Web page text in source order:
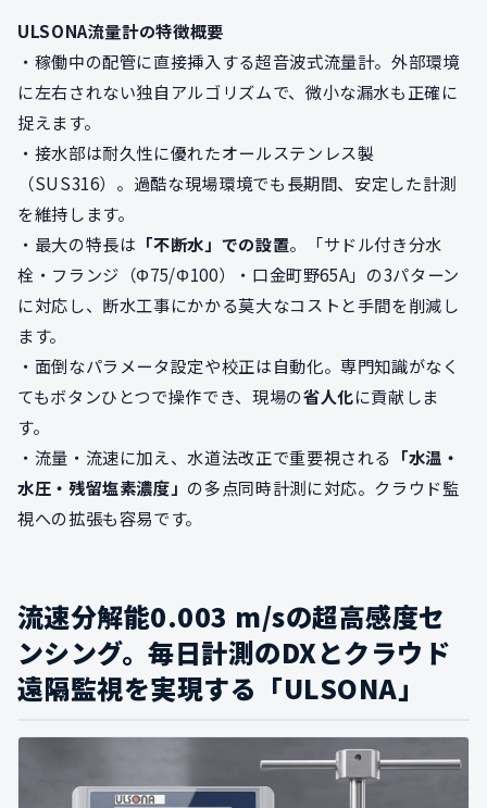
ULSONA流量計の特徴概要
・稼働中の配管に直接挿入する超音波式流量計。外部環境
に左右されない独自アルゴリズムで、微小な漏水も正確に
捉えます。
・接水部は耐久性に優れたオールステンレス製
（SUS316）。過酷な現場環境でも長期間、安定した計測
を維持します。
・最大の特長は 「不断水」での設置。「サドル付き分水
栓・フランジ（Φ75/Φ100）・口金町野65A」の3パターン
に対応し、断水工事にかかる莫大なコストと手間を削減し
ます。
・面倒なパラメータ設定や校正は自動化。専門知識がなく
てもボタンひとつで操作でき、現場の省人化に貢献しま
す。
・流量・流速に加え、水道法改正で重要視される 「水温・
水圧・残留塩素濃度」 の多点同時計測に対応。クラウド監
視への拡張も容易です。
流速分解能0.003 m/sの超高感度セ
ンシング。毎日計測のDXとクラウド
遠隔監視を実現する「ULSONA」